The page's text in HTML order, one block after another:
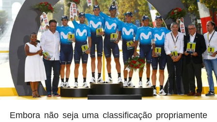
Embora não seja uma classificação propriamente